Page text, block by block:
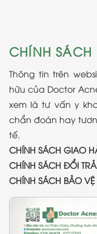
CHÍNH SÁCH
Thông tin trên
hữu của Doctor
xem là tư vấn y
chẩn đoán hay
tế.
CHÍNH SÁCH GIAO
CHÍNH SÁCH ĐỔI
CHÍNH SÁCH BẢO